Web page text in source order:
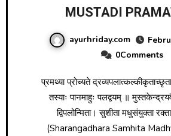
MUSTADI
ayurhriday.com
0Comments
प्रमथ्या प्रोच्यते द्रव्यपलात्कल्कीकृताच्छृतात् । तोयेऽष्टगुणिते
तस्याः पानमाहुः पलद्वयम् ॥
द्विपलोन्मिता। सुशीता मधुसंयुक्ता
(Sharangadhara Samhita